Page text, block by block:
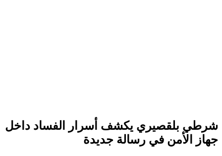
شرطي بلقصيري يكشف أسرار الفساد داخل
جهاز الأمن في رسالة جديدة